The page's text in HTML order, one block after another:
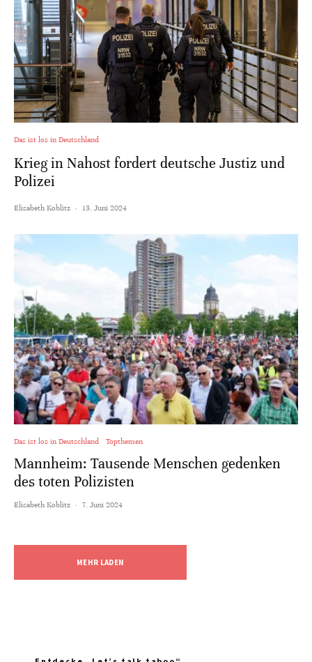
Das ist los in Deutschland
Krieg in Nahost fordert deutsche Justiz und
Polizei
Elisabeth Koblitz · 13. Juni 2024
Das ist los in Deutschland Topthemen
Mannheim: Tausende Menschen gedenken
des toten Polizisten
Elisabeth Koblitz · 7. Juni 2024
MEHR LADEN